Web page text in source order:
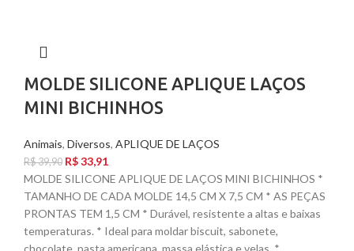
MOLDE SILICONE APLIQUE LAÇOS
MINI BICHINHOS
Animais, Diversos, APLIQUE DE LAÇOS
R$39,90 R$33,91
MOLDE SILICONE APLIQUE DE LAÇOS MINI BICHINHOS *
TAMANHO DE CADA MOLDE 14,5 CM X 7,5 CM * AS PEÇAS
PRONTAS TEM 1,5 CM * Durável, resistente a altas e baixas
temperaturas. * Ideal para moldar biscuit, sabonete,